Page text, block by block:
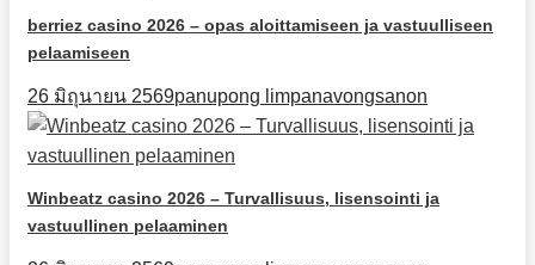
berriez casino 2026 – opas aloittamiseen ja vastuulliseen
pelaamiseen
26 มิถุนายน 2569panupong limpanavongsanon
Winbeatz casino 2026 – Turvallisuus, lisensointi ja
vastuullinen pelaaminen